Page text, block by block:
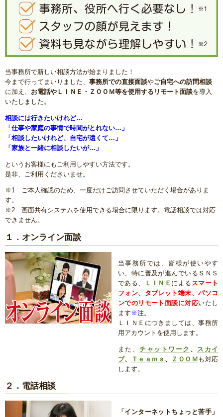
当事務所で新しい相談方法が始まりました！
今まで行ってまいりました、 事務所での直接面談やご自宅への訪問相談
に加え、 お電話やＬＩＮＥ・ＺＯＯＭ等を使用するリモート面談を導入
いたしました。
相談には行きたいけれど…
「仕事や家庭の事情で時間がとれない…」
「相談したいけれど、自宅が遠くて…」
「家族と一緒に相談したいが…」
というお客様にもご利用しやすい方法です。
是非、ご利用くださいませ。
※1 ご本人確認のため、一度だけご訪問させていただく場合がありま
す。
※2 画面共有システムを使用できる場合に限ります。電話相談では対応
できません。
１．オンライン面談
当事務所では、皆様が使いやす
い、特に普及が進んでいるＳＮＳ
である、
ＬＩＮＥ による スマート
フォン、タブレット端末、パソコ
ンでのリモート面談に対応いたし
ます ※注 。
ＬＩＮＥにつきましては、事務所
用アカウントを使用します。
また、チャットワーク 、
スカイ
プ、 Ｔｅａｍｓ 、 ＺＯＯＭ も対応
します。
２．電話相談
「インターネットちょっと苦手」